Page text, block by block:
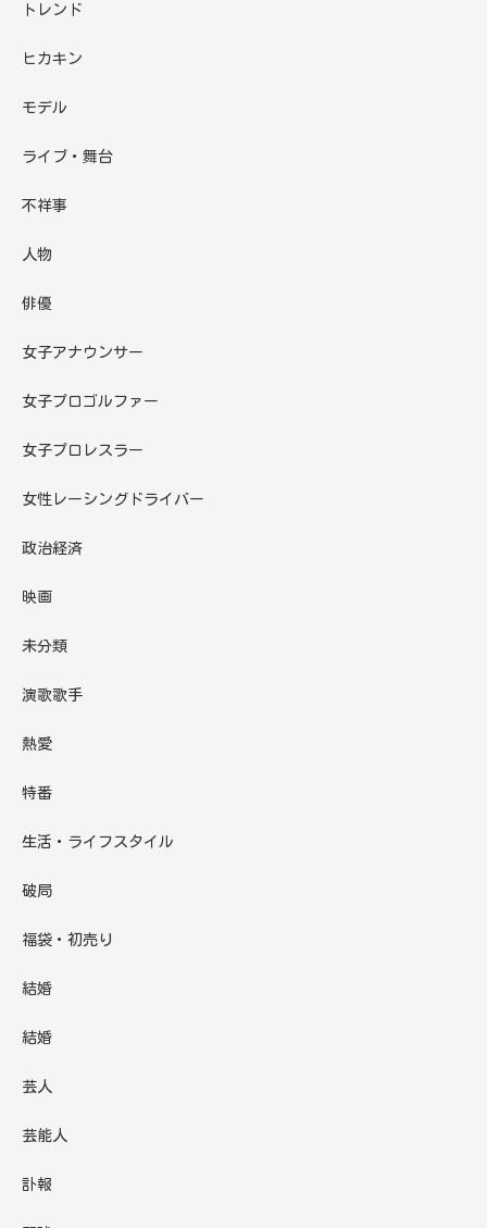
トレンド
ヒカキン
モデル
ライブ・舞台
不祥事
人物
俳優
女子アナウンサー
女子プロゴルファー
女子プロレスラー
女性レーシングドライバー
政治経済
映画
未分類
演歌歌手
熱愛
特番
生活・ライフスタイル
破局
福袋・初売り
結婚
結婚
芸人
芸能人
訃報